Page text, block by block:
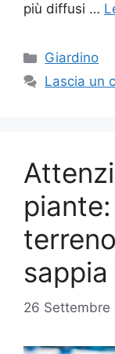
più diffusi …
Categorie
Giardino
Lascia un
sappia
26 Settembre